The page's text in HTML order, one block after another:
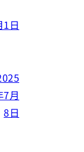
1日
7月
8日